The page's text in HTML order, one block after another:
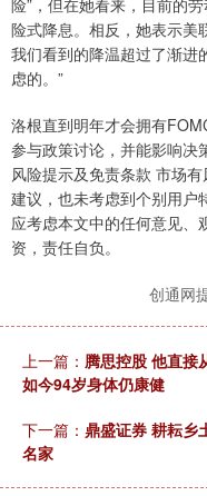
险”，但在她看来，目前的
险式降息。相反，她表示美
我们看到的降温超过了渐进
虑的。”
洛根直到明年才会拥有
参与政策讨论，并能影响决
风险提示及免责条款 市场
建议，也未考虑到个别用户
应考虑本文中的任何意见、
资，责任自负。
创通网
上一篇： 腾思控股 他直接
如今94岁身体仍康健
下一篇： 鼎盛证券 耕耘
名家